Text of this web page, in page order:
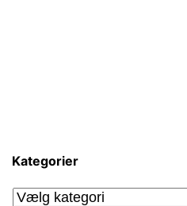
Kategorier
Kategorier